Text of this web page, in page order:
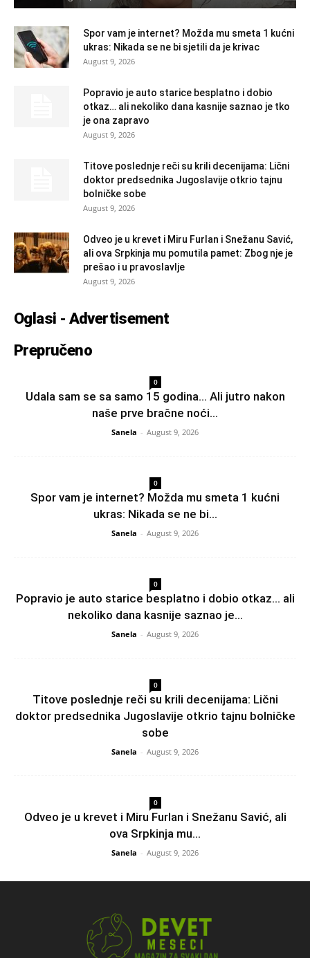
Spor vam je internet? Možda mu smeta 1 kućni
ukras: Nikada se ne bi sjetili da je krivac
August 9, 2026
Popravio je auto starice besplatno i dobio
otkaz… ali nekoliko dana kasnije saznao je tko
je ona zapravo
August 9, 2026
Titove poslednje reči su krili decenijama: Lični
doktor predsednika Jugoslavije otkrio tajnu
bolničke sobe
August 9, 2026
Odveo je u krevet i Miru Furlan i Snežanu Savić,
ali ova Srpkinja mu pomutila pamet: Zbog nje je
prešao i u pravoslavlje
August 9, 2026
Oglasi - Advertisement
Prepručeno
0
Udala sam se sa samo 15 godina… Ali jutro nakon
naše prve bračne noći...
Sanela - August 9, 2026
0
Spor vam je internet? Možda mu smeta 1 kućni
ukras: Nikada se ne bi...
Sanela - August 9, 2026
0
Popravio je auto starice besplatno i dobio otkaz… ali
nekoliko dana kasnije saznao je...
Sanela - August 9, 2026
0
Titove poslednje reči su krili decenijama: Lični
doktor predsednika Jugoslavije otkrio tajnu bolničke
sobe
Sanela - August 9, 2026
0
Odveo je u krevet i Miru Furlan i Snežanu Savić, ali
ova Srpkinja mu...
Sanela - August 9, 2026